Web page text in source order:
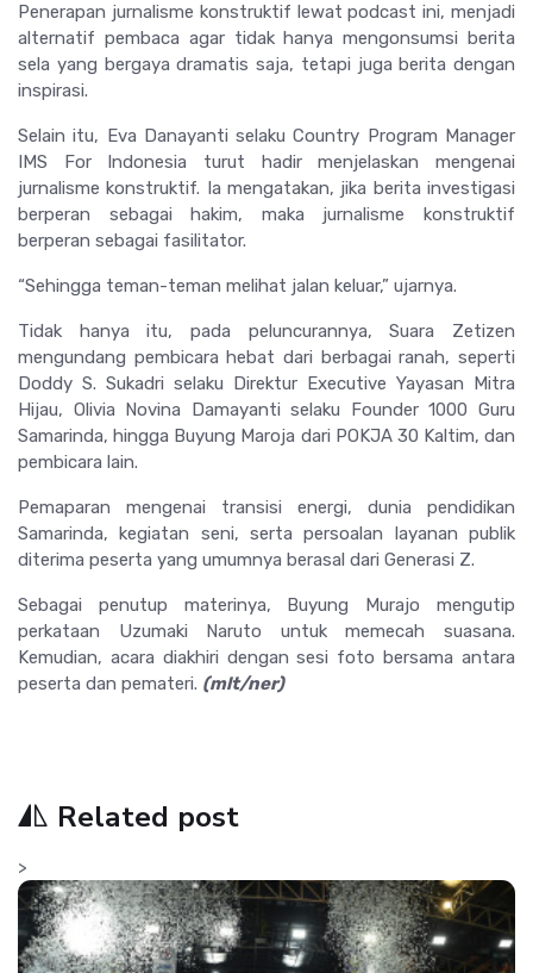
Penerapan jurnalisme konstruktif lewatpodcast ini, menjadi
alternatif pembaca agar tidak hanya mengonsumsi berita
sela yang bergaya dramatis saja, tetapi juga berita dengan
inspirasi.
Selain itu, Eva Danayanti selaku Country Program Manager
IMS For Indonesia turut hadir menjelaskan mengenai
jurnalisme konstruktif. Ia mengatakan, jika berita investigasi
berperan sebagai hakim, maka jurnalisme konstruktif
berperan sebagai fasilitator.
“Sehingga teman-teman melihat jalan keluar,” ujarnya.
Tidak hanya itu, pada peluncurannya, Suara Zetizen
mengundang pembicara hebat dari berbagai ranah, seperti
Doddy S. Sukadri selaku Direktur Executive Yayasan Mitra
Hijau, Olivia Novina Damayanti selaku Founder 1000 Guru
Samarinda, hingga Buyung Maroja dari POKJA 30 Kaltim, dan
pembicara lain.
Pemaparan mengenai transisi energi, dunia pendidikan
Samarinda, kegiatan seni, serta persoalan layanan publik
diterima peserta yang umumnya berasal dari Generasi Z.
Sebagai penutup materinya, Buyung Murajo mengutip
perkataan Uzumaki Naruto untuk memecah suasana.
Kemudian, acara diakhiri dengan sesi foto bersama antara
peserta dan pemateri. (mlt/ner)
Related post
>